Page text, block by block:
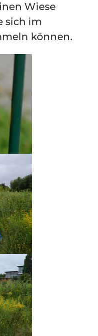
Wiese
sich im
können.